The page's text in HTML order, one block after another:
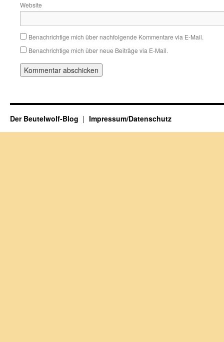
Website
Benachrichtige mich über nachfolgende Kommentare via E-Mail.
Benachrichtige mich über neue Beiträge via E-Mail.
Der Beutelwolf-Blog Impressum/Datenschutz